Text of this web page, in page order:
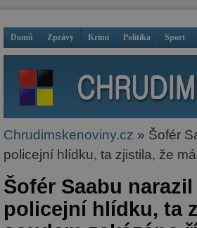
Domů Zprávy Krimi Politika Sport
Chrudimskenoviny.cz » Šofér
policejní hlídku, ta zjistila, že
Šofér Saabu
policejní hlídku, ta